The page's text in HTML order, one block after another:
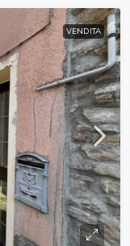
VENDITA